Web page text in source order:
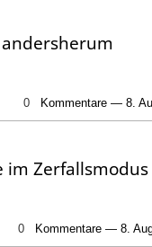
0 Kommentare — 8.
im Zerfallsmodus
0 Kommentare — 8.